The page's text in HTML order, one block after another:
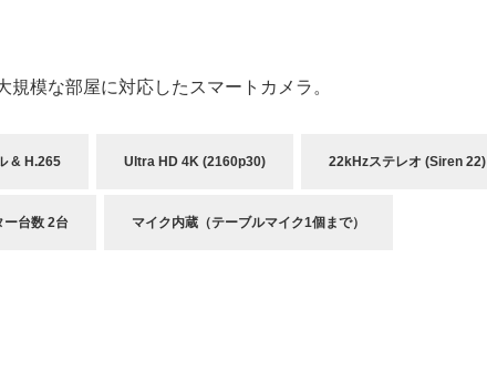
模な部屋に対応したスマートカメラ。
& H.265 Ultra HD 4K (2160p30) 22kHzステレオ (Siren 22)
ー台数 2台 マイク内蔵（テーブルマイク1個まで）